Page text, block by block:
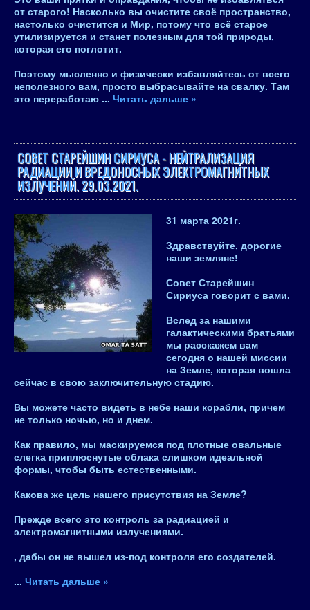
от старого! Насколько вы очистите своё пространство,
настолько очистится и Мир, потому что всё старое
утилизируется и станет полезным для той природы,
которая его поглотит.
Поэтому мысленно и физически избавляйтесь от всего
неполезного вам, просто выбрасывайте на свалку. Там
это переработаю ... Читать дальше »
СОВЕТ СТАРЕЙШИН СИРИУСА - НЕЙТРАЛИЗАЦИЯ
РАДИАЦИИ И ВРЕДОНОСНЫХ ЭЛЕКТРОМАГНИТНЫХ
ИЗЛУЧЕНИЙ. 29.03.2021.
31 марта 2021г.
Здравствуйте, дорогие
наши земляне!
Совет Старейшин
Сириуса говорит с вами.
Вслед за нашими
галактическими братьями
мы расскажем вам
сегодня о нашей миссии
на Земле, которая вошла
сейчас в свою заключительную стадию.
Вы можете часто видеть в небе наши корабли, причем
не только ночью, но и днем.
Как правило, мы маскируемся под плотные овальные
слегка приплюснутые облака слишком идеальной
формы, чтобы быть естественными.
Какова же цель нашего присутствия на Земле?
Прежде всего это контроль за радиацией и
электромагнитными излучениями.
, дабы он не вышел из-под контроля его создателей.
... Читать дальше »